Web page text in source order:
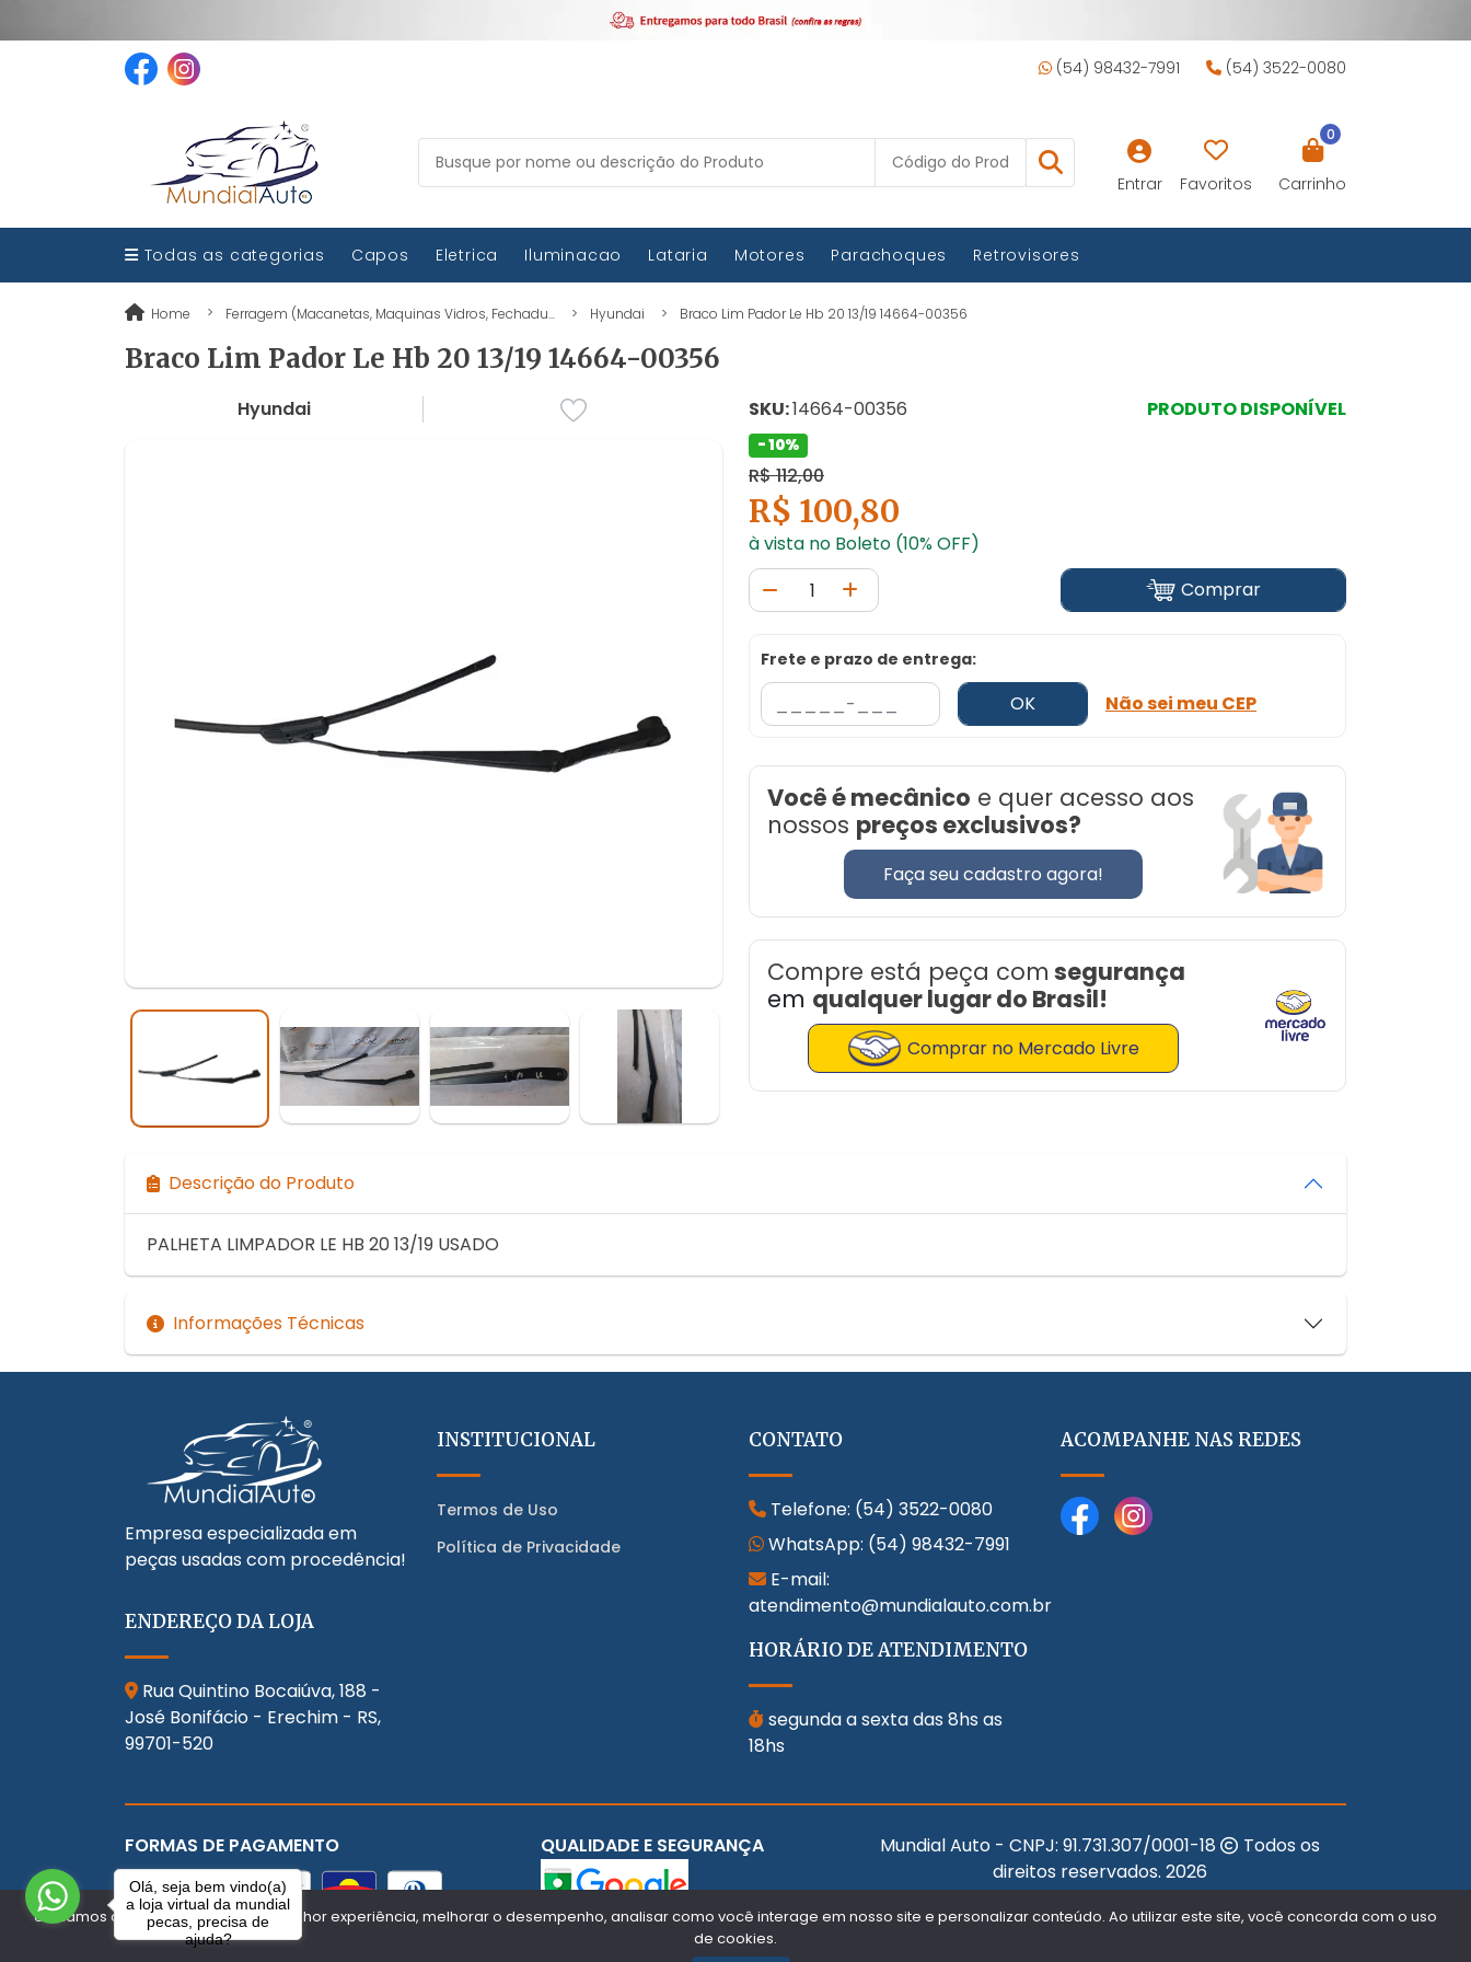
(54) 98432-7991 (54) 3522-0080
Entrar Favoritos
0
Carrinho
Todas as categorias Capos Eletrica Iluminacao Lataria Motores Parachoques Retrovisores
Home Ferragem (Macanetas, Maquinas Vidros, Fechadu... Hyundai Braco Lim Pador Le Hb 20 13/19 14664-00356
Braco Lim Pador Le Hb 20 13/19 14664-00356
Hyundai SKU:14664-00356 PRODUTO DISPONÍVEL
- 10%
R$ 112,00
R$ 100,80
à vista no Boleto (10% OFF)
Comprar
Frete e prazo de entrega:
OK Não sei meu CEP
Você é mecânico e quer acesso aos
nossos preços exclusivos?
Faça seu cadastro agora!
Compre está peça com segurança
em qualquer lugar do Brasil!
Comprar no Mercado Livre
Descrição do Produto
PALHETA LIMPADOR LE HB 20 13/19 USADO
Informações Técnicas
Empresa especializada em
peças usadas com procedência!
ENDEREÇO DA LOJA
Rua Quintino Bocaiúva, 188 -
José Bonifácio - Erechim - RS,
99701-520
INSTITUCIONAL
Termos de Uso
Política de Privacidade
CONTATO
Telefone: (54) 3522-0080
WhatsApp: (54) 98432-7991
E-mail:
atendimento@mundialauto.com.br
HORÁRIO DE ATENDIMENTO
segunda a sexta das 8hs as
18hs
ACOMPANHE NAS REDES
FORMAS DE PAGAMENTO QUALIDADE E SEGURANÇA Mundial Auto - CNPJ: 91.731.307/0001-18
Todos os
direitos reservados. 2026
Desenvolvido Por:
Utilizamos cookies para oferecer melhor experiência, melhorar o desempenho, analisar como você interage em nosso site e personalizar conteúdo. Ao utilizar este site, você concorda com o uso
de cookies.
Olá, seja bem vindo(a)
a loja virtual da mundial
pecas, precisa de
ajuda?